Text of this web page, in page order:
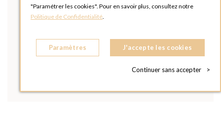
"Paramétrer les cookies". Pour en savoir plus, consultez notre
Politique de Confidentialité.
Paramètres J'accepte les cookies
Continuer sans accepter >